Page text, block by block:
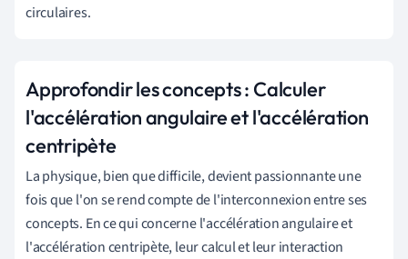
circulaires.
Approfondir les concepts : Calculer
l'accélération angulaire et l'accélération
centripète
La physique, bien que difficile, devient passionnante une
fois que l'on se rend compte de l'interconnexion entre ses
concepts. En ce qui concerne l'accélération angulaire et
l'accélération centripète, leur calcul et leur interaction